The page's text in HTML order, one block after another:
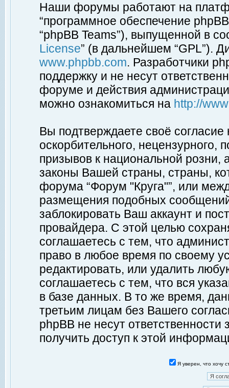
Наши форумы работают на
“программное обеспечение
“phpBB Teams”), выпущенной в
License” (в дальнейшем “GPL”).
www.phpbb.com. Разработчики
поддержку и не несут
форуме и действия
можно ознакомиться на http://
Вы подтверждаете своё
оскорбительного, нецензурного,
призывов к национальной
законы Вашей страны, страны,
форума “Форум "Круга"”, или
размещения подобных
заблокировать Ваш аккаунт и
провайдера. С этой целью
соглашаетесь с тем, что
право в любое время по своему
редактировать, или удалить
соглашаетесь с тем, что вся
в базе данных. В то же время,
третьим лицам без Вашего
phpBB не несут ответственности
получить доступ к этой
Я уверен, что хочу